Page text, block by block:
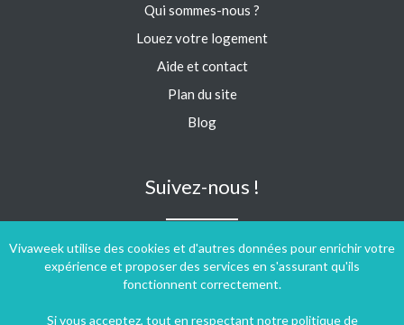
Vivaweek utilise des cookies et d'autres données pour enrichir votre
expérience et proposer des services en s'assurant qu'ils
fonctionnent correctement.
Si vous acceptez, tout en respectant notrepolitique de
Qui sommes-nous ?
Louez votre logement
Aide et contact
Plan du site
Blog
Suivez-nous !